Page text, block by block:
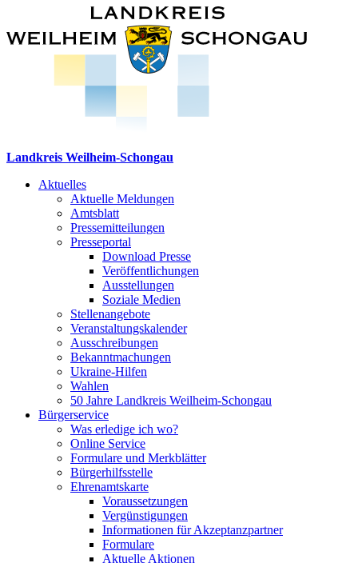
Landkreis Weilheim-Schongau
Aktuelles
Aktuelle Meldungen
Amtsblatt
Pressemitteilungen
Presseportal
Download Presse
Veröffentlichungen
Ausstellungen
Soziale Medien
Stellenangebote
Veranstaltungskalender
Ausschreibungen
Bekanntmachungen
Ukraine-Hilfen
Wahlen
50 Jahre Landkreis Weilheim-Schongau
Bürgerservice
Was erledige ich wo?
Online Service
Formulare und Merkblätter
Bürgerhilfsstelle
Ehrenamtskarte
Voraussetzungen
Vergünstigungen
Informationen für Akzeptanzpartner
Formulare
Aktuelle Aktionen